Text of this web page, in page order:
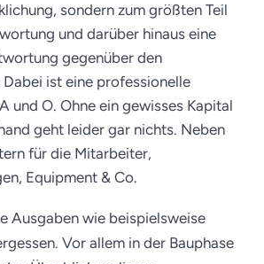
sondern zum größten Teil
und darüber hinaus eine
gegenüber den
ist eine professionelle
und O. Ohne ein gewisses Kapital
geht leider gar nichts. Neben
für die Mitarbeiter,
Equipment & Co.
Ausgaben wie beispielsweise
Vor allem in der Bauphase